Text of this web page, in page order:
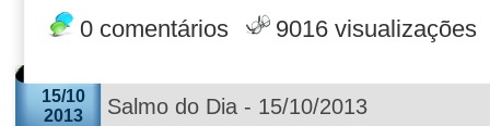
0 comentários 9016 visualizações
15/10
2013
Salmo do Dia - 15/10/2013